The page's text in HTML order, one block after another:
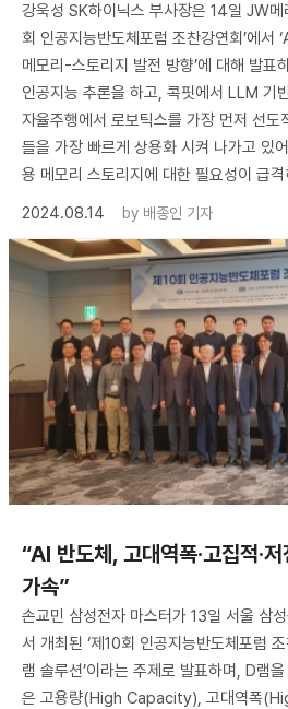
강욱성 SK하이닉스 부사장은 14일 JW메
회 인공지능반도체포럼 조찬강연회’에서
메모리-스토리지 발전 방향’에 대해 발표
인공지능 추론을 하고, 콕핏에서 LLM 기
자율주행에서 로보틱스를 가장 먼저 선도
들을 가장 빠르게 상용화 시켜 나가고 있
용 메모리 스토리지에 대한 필요성이 급
2024.08.14
by 배종인 기자
“AI 반도체, 고대역폭·고집적·
가속”
손교민 삼성전자 마스터가 13일 서울 삼
서 개최된 ‘제10회 인공지능반도체포럼
램 솔루션’이라는 주제로 발표하며, D램
은 고용량(High Capacity), 고대역폭